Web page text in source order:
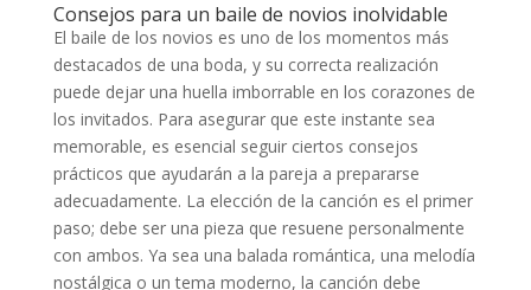
Consejos para un baile de novios inolvidable
El baile de los novios es uno de los momentos más
destacados de una boda, y su correcta realización
puede dejar una huella imborrable en los corazones de
los invitados. Para asegurar que este instante sea
memorable, es esencial seguir ciertos consejos
prácticos que ayudarán a la pareja a prepararse
adecuadamente. La elección de la canción es el primer
paso; debe ser una pieza que resuene personalmente
con ambos. Ya sea una balada romántica, una melodía
nostálgica o un tema moderno, la canción debe